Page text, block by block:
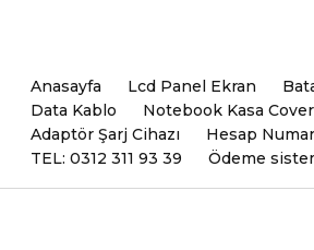
Anasayfa Lcd Panel Ekran
Data Kablo
Notebook Kasa Cover
Adaptör Şarj Cihazı
Hesap
TEL: 0312 311 93 39
Ödeme